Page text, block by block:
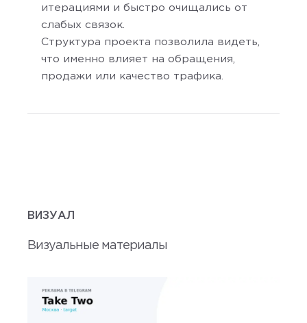
итерациями и быстро очищались от
слабых связок.
Структура проекта позволила видеть,
что именно влияет на обращения,
продажи или качество трафика.
ВИЗУАЛ
Визуальные материалы